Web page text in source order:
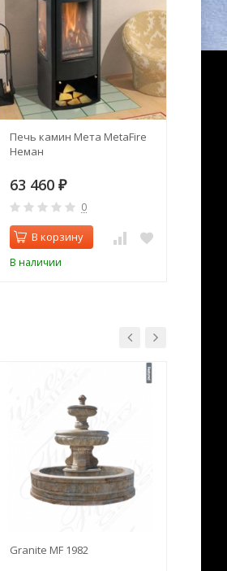
Печь камин Мета MetaFire
Неман
63 460 ₽
0
В корзину
В наличии
Granite MF 1982